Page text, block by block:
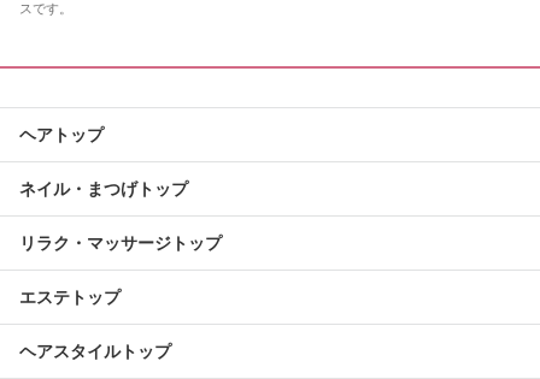
スです。
ヘアトップ
ネイル・まつげトップ
リラク・マッサージトップ
エステトップ
ヘアスタイルトップ